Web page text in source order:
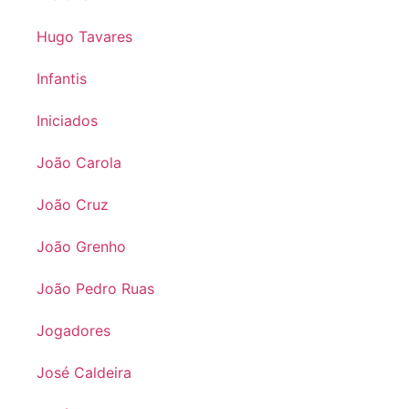
Hugo Tavares
Infantis
Iniciados
João Carola
João Cruz
João Grenho
João Pedro Ruas
Jogadores
José Caldeira